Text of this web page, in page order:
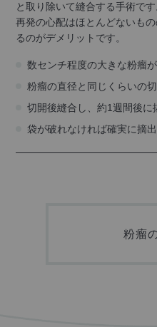
と取り除いて縫合する手術で
再発の心配はほとんどないも
るのがデメリットです。
数センチ程度の大きな粉瘤
粉瘤の直径と同じくらいの
切開後縫合し、約1週間後に
袋が破れなければ確実に摘
粉瘤